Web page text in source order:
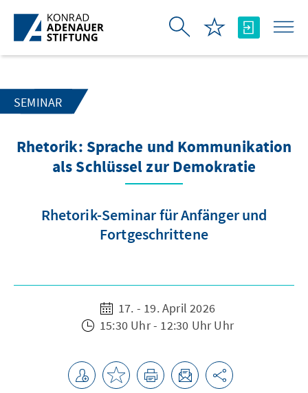
Zum Hauptinhalt springen
SEMINAR
Rhetorik: Sprache und Kommunikation
als Schlüssel zur Demokratie
Rhetorik-Seminar für Anfänger und
Fortgeschrittene
17. - 19. April 2026
15:30 Uhr - 12:30 Uhr Uhr